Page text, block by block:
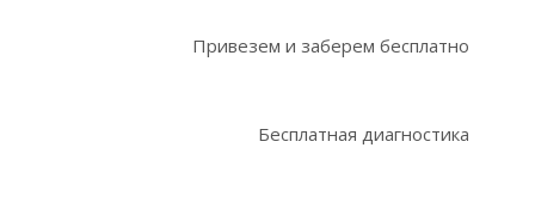
Привезем и заберем бесплатно
Бесплатная диагностика